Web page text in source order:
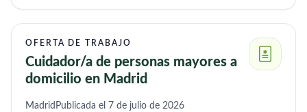
OFERTA DE TRABAJO
Cuidador/a de personas mayores a
domicilio en Madrid
Madrid Publicada el 7 de julio de 2026